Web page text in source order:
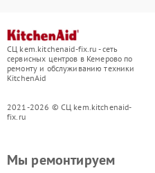
СЦ kem.kitchenaid-fix.ru - сеть
сервисных центров в Кемерово по
ремонту и обслуживанию техники
KitchenAid
2021-2026 © СЦ kem.kitchenaid-
fix.ru
Мы ремонтируем